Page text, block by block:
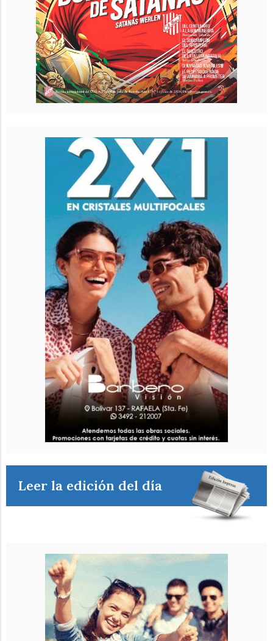
Leer la edición del día